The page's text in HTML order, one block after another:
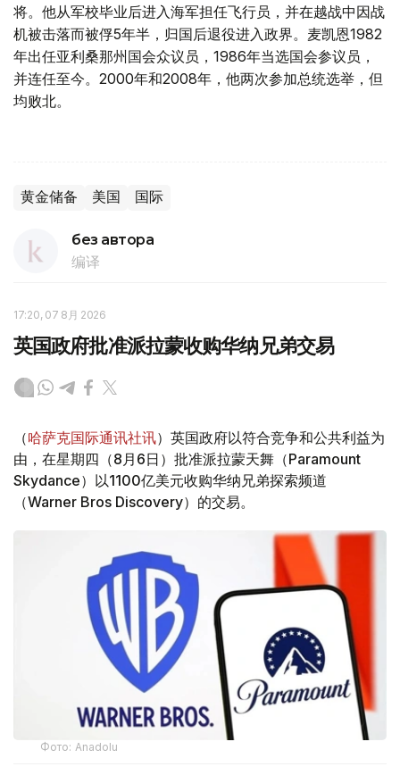
将。他从军校毕业后进入海军担任飞行员，并在越战中因战
机被击落而被俘5年半，归国后退役进入政界。麦凯恩1982
年出任亚利桑那州国会众议员，1986年当选国会参议员，
并连任至今。2000年和2008年，他两次参加总统选举，但
均败北。
黄金储备 美国 国际
без автора
编译
17:20, 07 8月 2026
英国政府批准派拉蒙收购华纳兄弟交易
（哈萨克国际通讯社讯）英国政府以符合竞争和公共利益为
由，在星期四（8月6日）批准派拉蒙天舞（Paramount
Skydance）以1100亿美元收购华纳兄弟探索频道
（Warner Bros Discovery）的交易。
Фото: Аnadolu